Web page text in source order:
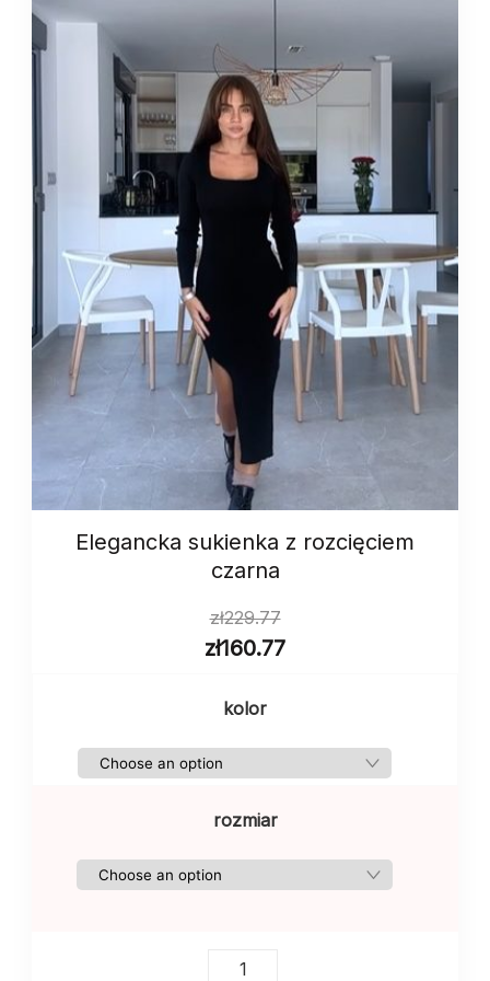
Elegancka sukienka z rozcięciem
czarna
zł229.77
zł160.77
kolor
rozmiar
Elegancka